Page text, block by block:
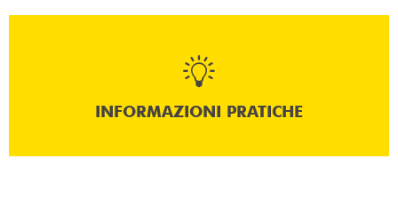
INFORMAZIONI PRATICHE